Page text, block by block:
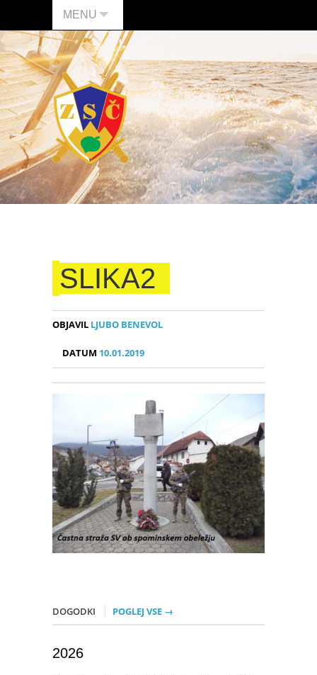
MENU
SLIKA2
OBJAVIL LJUBO BENEVOL
DATUM 10.01.2019
DOGODKI POGLEJ VSE →
2026